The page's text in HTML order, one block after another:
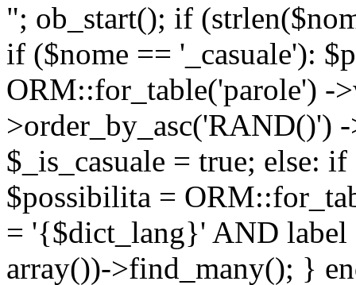
"; ob_start(); if
if ($nome == '_casuale'):
ORM::for_table('parole') -
>order_by_asc('RAND()')
$_is_casuale = true; else:
$possibilita =
= '{$dict_lang}' AND
array())->find_many(); }